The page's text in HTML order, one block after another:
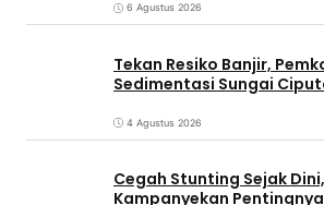
6 Agustus 2026
Tekan Resiko Banjir,
Sedimentasi Sungai
4 Agustus 2026
Cegah Stunting Sejak
Kampanyekan